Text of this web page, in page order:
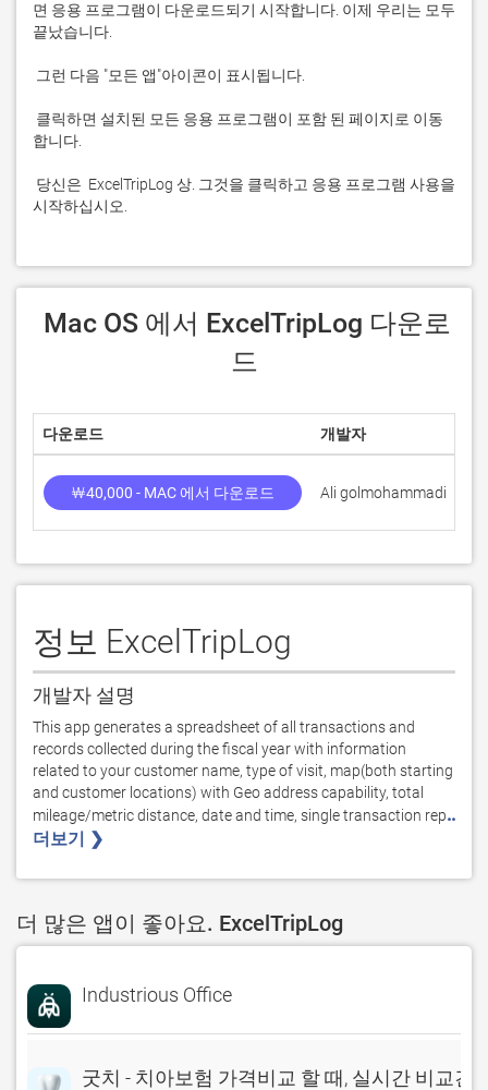
면 응용 프로그램이 다운로드되기 시작합니다. 이제 우리는 모두
시작하십시오.
드
다운로드 개발자
￦40,000 - MAC 에서 다운로드 Ali golmohammadi
정보 ExcelTripLog
개발자 설명
This app generates a spreadsheet of all transactions and
records collected during the fiscal year with information
related to your customer name, type of visit, map(both starting
and customer locations) with Geo address capability, total
mileage/metric distance, date and time, single transaction rep..
더보기 ❯
더 많은 앱이 좋아요. ExcelTripLog
Industrious Office
굿치 - 치아보험 가격비교 할 때, 실시간 비교견